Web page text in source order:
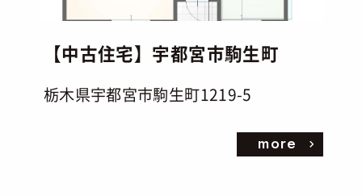
【中古住宅】宇都宮市駒生町
栃木県宇都宮市駒生町1219-5
more